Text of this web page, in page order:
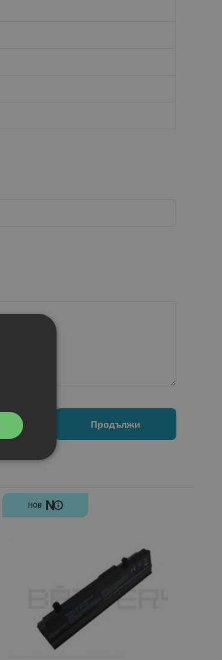
Продължи
НОВ N